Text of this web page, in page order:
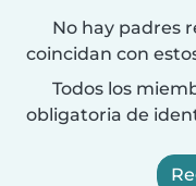
No hay padres
coincidan con
Todos los
obligatoria de